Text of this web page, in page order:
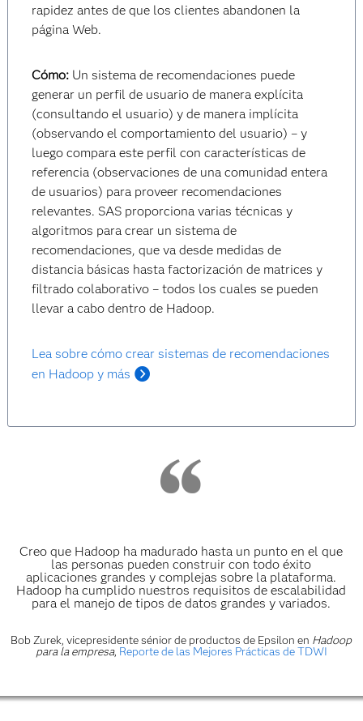
rapidez antes de que los clientes abandonen la
página Web.
Cómo: Un sistema de recomendaciones puede
generar un perfil de usuario de manera explícita
(consultando el usuario) y de manera implícita
(observando el comportamiento del usuario) – y
luego compara este perfil con características de
referencia (observaciones de una comunidad entera
de usuarios) para proveer recomendaciones
relevantes. SAS proporciona varias técnicas y
algoritmos para crear un sistema de
recomendaciones, que va desde medidas de
distancia básicas hasta factorización de matrices y
filtrado colaborativo – todos los cuales se pueden
llevar a cabo dentro de Hadoop.
Lea sobre cómo crear sistemas de recomendaciones
en Hadoop y más
Creo que Hadoop ha madurado hasta un punto en el que
las personas pueden construir con todo éxito
aplicaciones grandes y complejas sobre la plataforma.
Hadoop ha cumplido nuestros requisitos de escalabilidad
para el manejo de tipos de datos grandes y variados.
Bob Zurek, vicepresidente sénior de productos de Epsilon en Hadoop
para la empresa, Reporte de las Mejores Prácticas de TDWI